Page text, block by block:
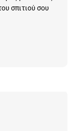
σπιτιού σου